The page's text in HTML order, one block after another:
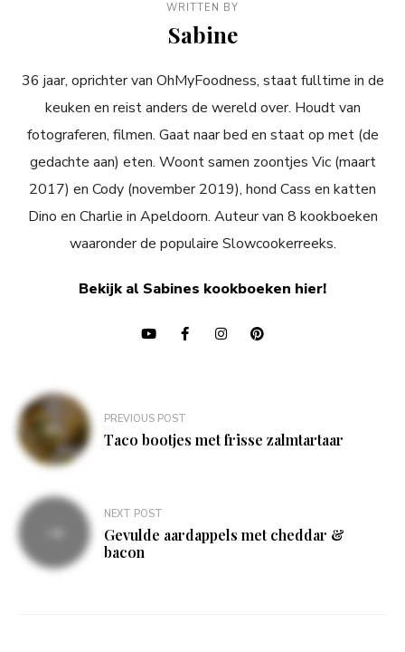
WRITTEN BY
Sabine
36 jaar, oprichter van OhMyFoodness, staat fulltime in de
keuken en reist anders de wereld over. Houdt van
fotograferen, filmen. Gaat naar bed en staat op met (de
gedachte aan) eten. Woont samen zoontjes Vic (maart
2017) en Cody (november 2019), hond Cass en katten
Dino en Charlie in Apeldoorn. Auteur van 8 kookboeken
waaronder de populaire Slowcookerreeks.
Bekijk al Sabines kookboeken hier!
Bericht
navigatie
PREVIOUS POST
Taco bootjes met frisse zalmtartaar
NEXT POST
Gevulde aardappels met cheddar &
bacon